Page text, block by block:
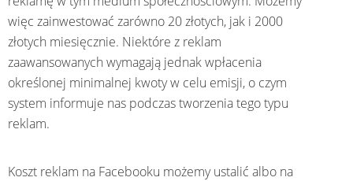
więc zainwestować zarówno 20 złotych, jak i 2000
złotych miesięcznie. Niektóre z reklam
zaawansowanych wymagają jednak wpłacenia
określonej minimalnej kwoty w celu emisji, o czym
system informuje nas podczas tworzenia tego typu
reklam.
Koszt reklam na Facebooku możemy ustalić albo na